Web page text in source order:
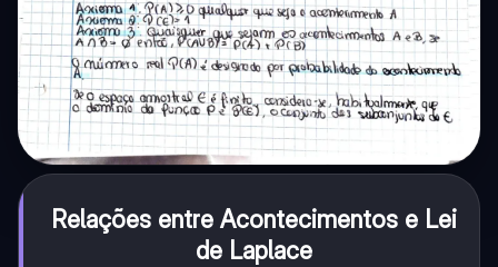
Relações entre Acontecimentos e Lei
de Laplace